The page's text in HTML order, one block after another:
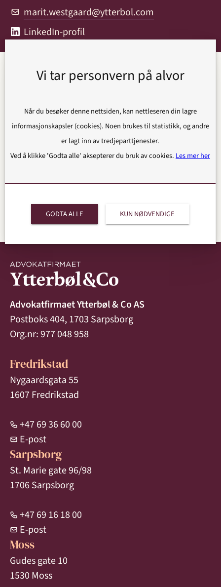
marit.westgaard@ytterbol.com
LinkedIn-profil
uansett sak
Trenger du advokat eller juridisk
veiledning?
Se våre advokater
Advokatfirmaet Ytterbøl & Co AS
Postboks 404, 1703 Sarpsborg
Org.nr: 977 048 958
Fredrikstad
Nygaardsgata 55
1607 Fredrikstad
+47 69 36 60 00
E-post
Sarpsborg
St. Marie gate 96/98
1706 Sarpsborg
+47 69 16 18 00
E-post
Moss
Gudes gate 10
1530 Moss
Vi tar personvern på alvor
Når du besøker denne nettsiden, kan nettleseren din lagre
informasjonskapsler (cookies). Noen brukes til statistikk, og andre
er lagt inn av tredjeparttjenester.
Ved å klikke 'Godta alle' aksepterer du bruk av cookies. Les mer her
GODTA ALLE KUN NØDVENDIGE